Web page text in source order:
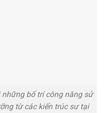
bố trí công năng sử
từ các kiến trúc sư tại